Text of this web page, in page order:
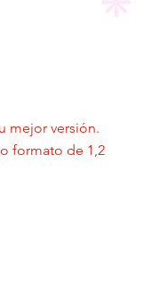
mejor versión.
formato de 1,2